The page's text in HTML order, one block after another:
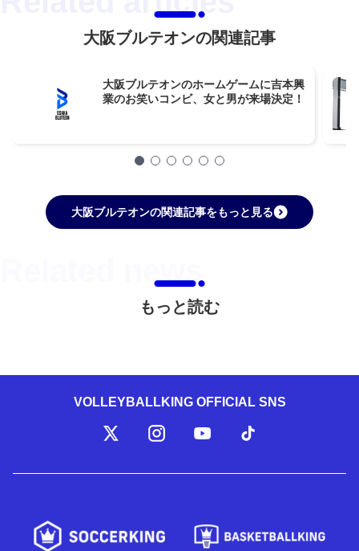
大阪ブルテオンの関連記事
大阪ブルテオンのホームゲームに吉本興
業のお笑いコンビ、女と男が来場決定！
大阪ブルテオンの関連記事をもっと見る
もっと読む
VOLLEYBALLKING OFFICIAL SNS